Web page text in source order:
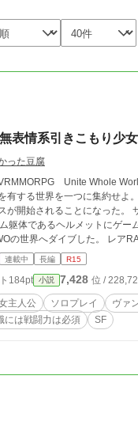
表情系引きこもり少
った豆腐
Unite Whole World
世界を一つに集約せよ。要するに世界のマッ
サービスの開始を待ちに待っていた主人公、大森あゆな はサービスが開始される15：
であるヘルメットにゲームをイン
？ 何それ？ え？ ここどこ？ 周りの敵が強すぎて、先に進めない。 チュートリ
こもりつつストーリーの重要クエストをクリアしていくようになる。
で引きこもりも暗躍も出来ないですからね。 また、こ
行速度がやや遅めです。間延
※忘れていなければ、カクヨムでの更新の翌日に
せんが、そう
のコンセプトから外れるため、説明のみに
連載中 長編 R15
184pt 小説 7,428 位 /
主人公 ソロプレイ ヴァ
には戦闘力は必須
SF